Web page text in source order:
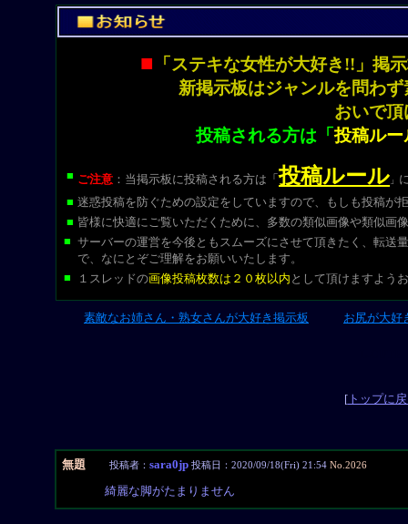
■ 「ステキな女性が大好き!!」
新掲示板はジャンルを問わ
おいで
投稿される方は「投稿ルー
■ ご注意 ：当掲示板に投稿される方は 「投稿ルール 」
■ 迷惑投稿を防ぐための設定をしていますので、もしも投稿が
■ 皆様に快適にご覧いただくために、多数の類似画像や類似画
■ サーバーの運営を今後ともスムーズにさせて頂きたく、転送
で、なにとぞご理解をお願いいたします。
■
１スレッドの画像投稿枚数は２０枚以内 として頂けますよう
素敵なお姉さん・熟女さんが大好き掲示板 お尻が大好
[トップに
無題 投稿者： sara0jp 投稿日：2020/09/18(Fri) 21:54 No.2026
綺麗な脚がたまりません